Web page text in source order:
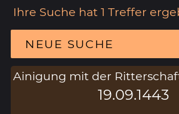
Ihre Suche hat 1 Treffer
NEUE SUCHE
Ainigung mit der
19.09.1443